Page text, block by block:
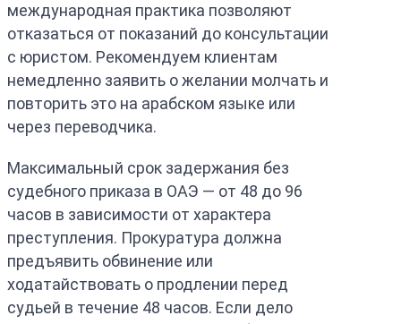
международная практика позволяют
отказаться от показаний до консультации
с юристом. Рекомендуем клиентам
немедленно заявить о желании молчать и
повторить это на арабском языке или
через переводчика.
Максимальный срок задержания без
судебного приказа в ОАЭ — от 48 до 96
часов в зависимости от характера
преступления. Прокуратура должна
предъявить обвинение или
ходатайствовать о продлении перед
судьей в течение 48 часов. Если дело